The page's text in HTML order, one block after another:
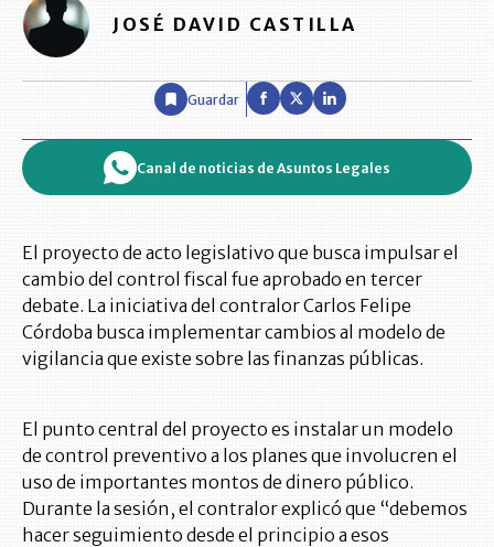
JOSÉ DAVID CASTILLA
Guardar
Canal de noticias de Asuntos Legales
El proyecto de acto legislativo que busca impulsar el
cambio del control fiscal fue aprobado en tercer
debate. La iniciativa del contralor Carlos Felipe
Córdoba busca implementar cambios al modelo de
vigilancia que existe sobre las finanzas públicas.
El punto central del proyecto es instalar un modelo
de control preventivo a los planes que involucren el
uso de importantes montos de dinero público.
Durante la sesión, el contralor explicó que “debemos
hacer seguimiento desde el principio a esos